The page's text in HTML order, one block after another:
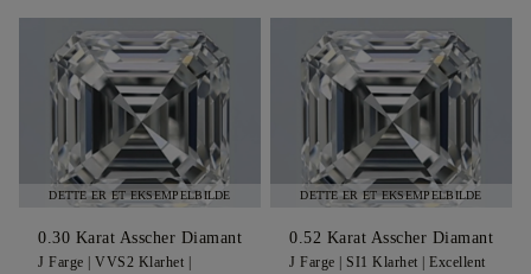
DETTE ER ET EKSEMPELBILDE
0.30 Karat Asscher Diamant
J Farge | VVS2 Klarhet |
DETTE ER ET EKSEMPELBILDE
0.52 Karat Asscher Diamant
J Farge | SI1 Klarhet | Excellent